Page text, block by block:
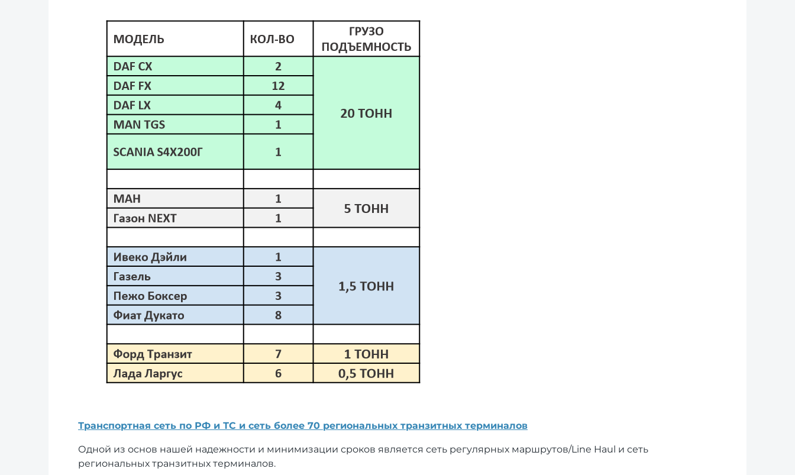
Транспортная сеть по РФ и ТС и сеть более 70 региональных транзитных терминалов
Одной из основ нашей надежности и минимизации сроков является сеть регулярных маршрутов/Line Haul и сеть
региональных транзитных терминалов.